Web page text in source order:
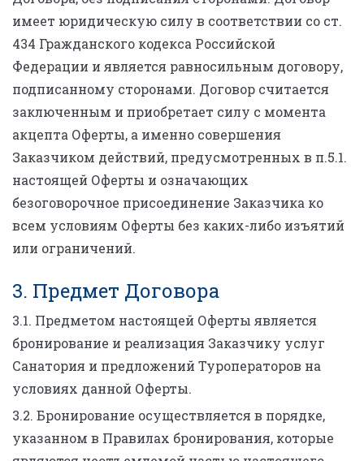
имеет юридическую силу в соответствии со ст.
434 Гражданского кодекса Российской
Федерации и является равносильным договору,
подписанному сторонами. Договор считается
заключенным и приобретает силу с момента
акцепта Оферты, а именно совершения
Заказчиком действий, предусмотренных в п.5.1.
настоящей Оферты и означающих
безоговорочное присоединение Заказчика ко
всем условиям Оферты без каких-либо изъятий
или ограничений.
3. Предмет Договора
3.1. Предметом настоящей Оферты является
бронирование и реализация Заказчику услуг
Санатория и предложений Туроператоров на
условиях данной Оферты.
3.2. Бронирование осуществляется в порядке,
указанном в Правилах бронирования, которые